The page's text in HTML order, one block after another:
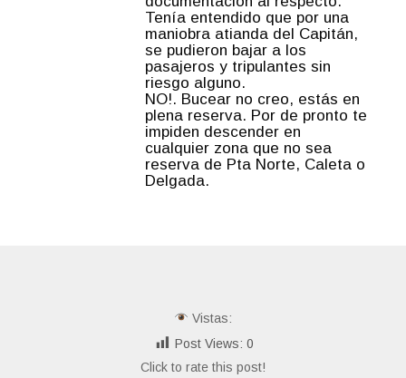
Tenía entendido que por una
maniobra atianda del Capitán,
se pudieron bajar a los
pasajeros y tripulantes sin
riesgo alguno.
NO!. Bucear no creo, estás en
plena reserva. Por de pronto te
impiden descender en
cualquier zona que no sea
reserva de Pta Norte, Caleta o
Delgada.
Vistas:
Post Views: 0
Click to rate this post!